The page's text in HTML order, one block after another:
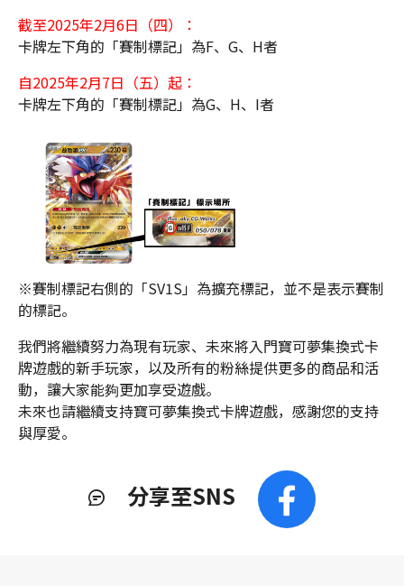
截至2025年2月6日（四）：
卡牌左下角的「賽制標記」為F、G、H者
自2025年2月7日（五）起：
卡牌左下角的「賽制標記」為G、H、I者
※賽制標記右側的「SV1S」為擴充標記，並不是表示賽制
的標記。
我們將繼續努力為現有玩家、未來將入門寶可夢集換式卡
牌遊戲的新手玩家，以及所有的粉絲提供更多的商品和活
動，讓大家能夠更加享受遊戲。
未來也請繼續支持寶可夢集換式卡牌遊戲，感謝您的支持
與厚愛。
分享至SNS